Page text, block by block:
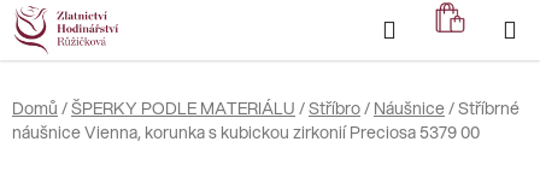
Přejít
na
obsah
Hledat
KOŠÍK
Domů /ŠPERKY PODLE MATERIÁLU /Stříbro/ Náušnice/Stříbrné
náušnice Vienna, korunka s kubickou zirkonií Preciosa 5379 00